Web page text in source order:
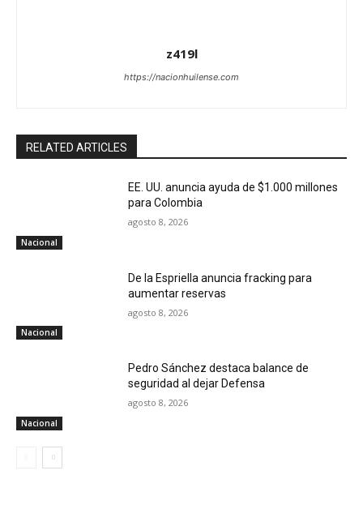
z419l
https://nacionhuilense.com
RELATED ARTICLES
Nacional
EE. UU. anuncia ayuda de $1.000 millones
para Colombia
agosto 8, 2026
Nacional
De la Espriella anuncia fracking para
aumentar reservas
agosto 8, 2026
Nacional
Pedro Sánchez destaca balance de
seguridad al dejar Defensa
agosto 8, 2026